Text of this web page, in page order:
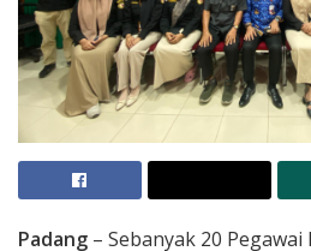
Padang – Sebanyak 20